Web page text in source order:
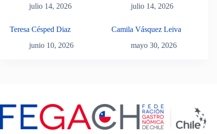
julio 14, 2026
julio 14, 2026
Teresa Césped Diaz
junio 10, 2026
Camila Vásquez Leiva
mayo 30, 2026